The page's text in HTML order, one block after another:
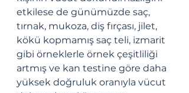
etkilese de günümüzde saç,
tırnak, mukoza, diş fırçası, jilet,
kökü kopmamış saç teli, izmarit
gibi örneklerle örnek çeşitliliği
artmış ve kan testine göre daha
yüksek doğruluk oranıyla vücut